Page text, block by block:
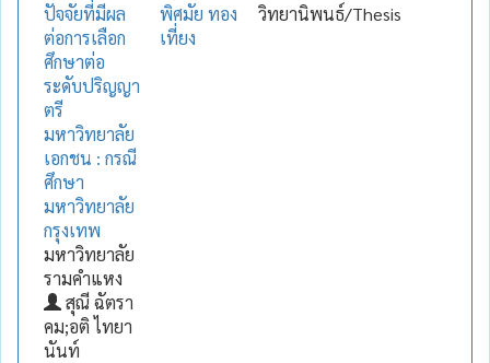
ปัจจัยที่มีผล
ต่อการเลือก
ศึกษาต่อ
ระดับปริญญา
ตรี
มหาวิทยาลัย
เอกชน : กรณี
ศึกษา
มหาวิทยาลัย
กรุงเทพ
มหาวิทยาลัย
รามคำแหง
สุณี ฉัตรา
คม;อติ ไทยา
นันท์
พิศมัย ทอง
เที่ยง
วิทยานิพนธ์/Thesis